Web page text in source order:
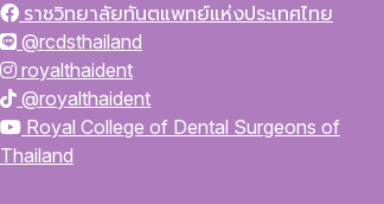
ราชวิทยาลัยทันตแพทย์แห่งประเทศไทย
@rcdsthailand
royalthaident
@royalthaident
Royal College of Dental Surgeons of
Thailand